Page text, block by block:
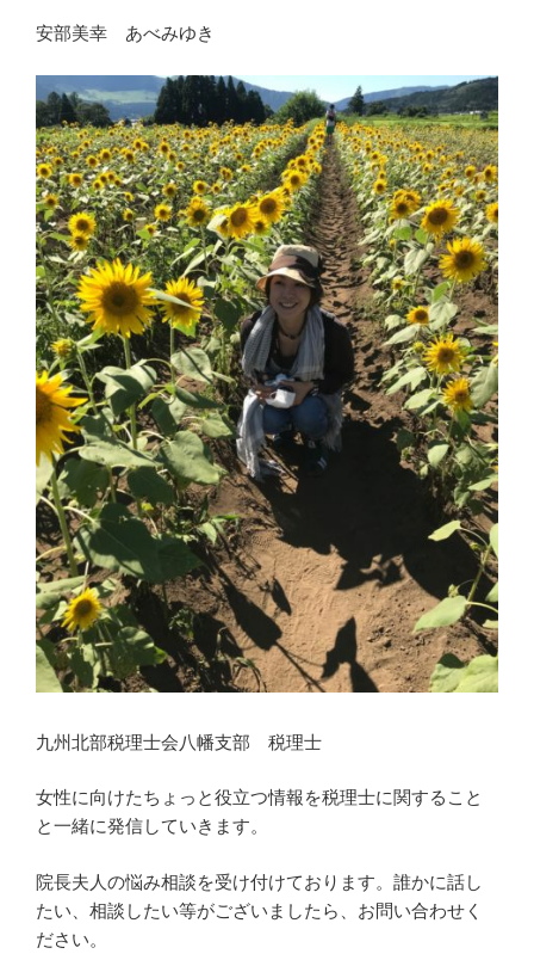
安部美幸 あべみゆき
九州北部税理士会八幡支部 税理士
女性に向けたちょっと役立つ情報を税理士に関すること
と一緒に発信していきます。
院長夫人の悩み相談を受け付けております。誰かに話し
たい、相談したい等がございましたら、お問い合わせく
ださい。